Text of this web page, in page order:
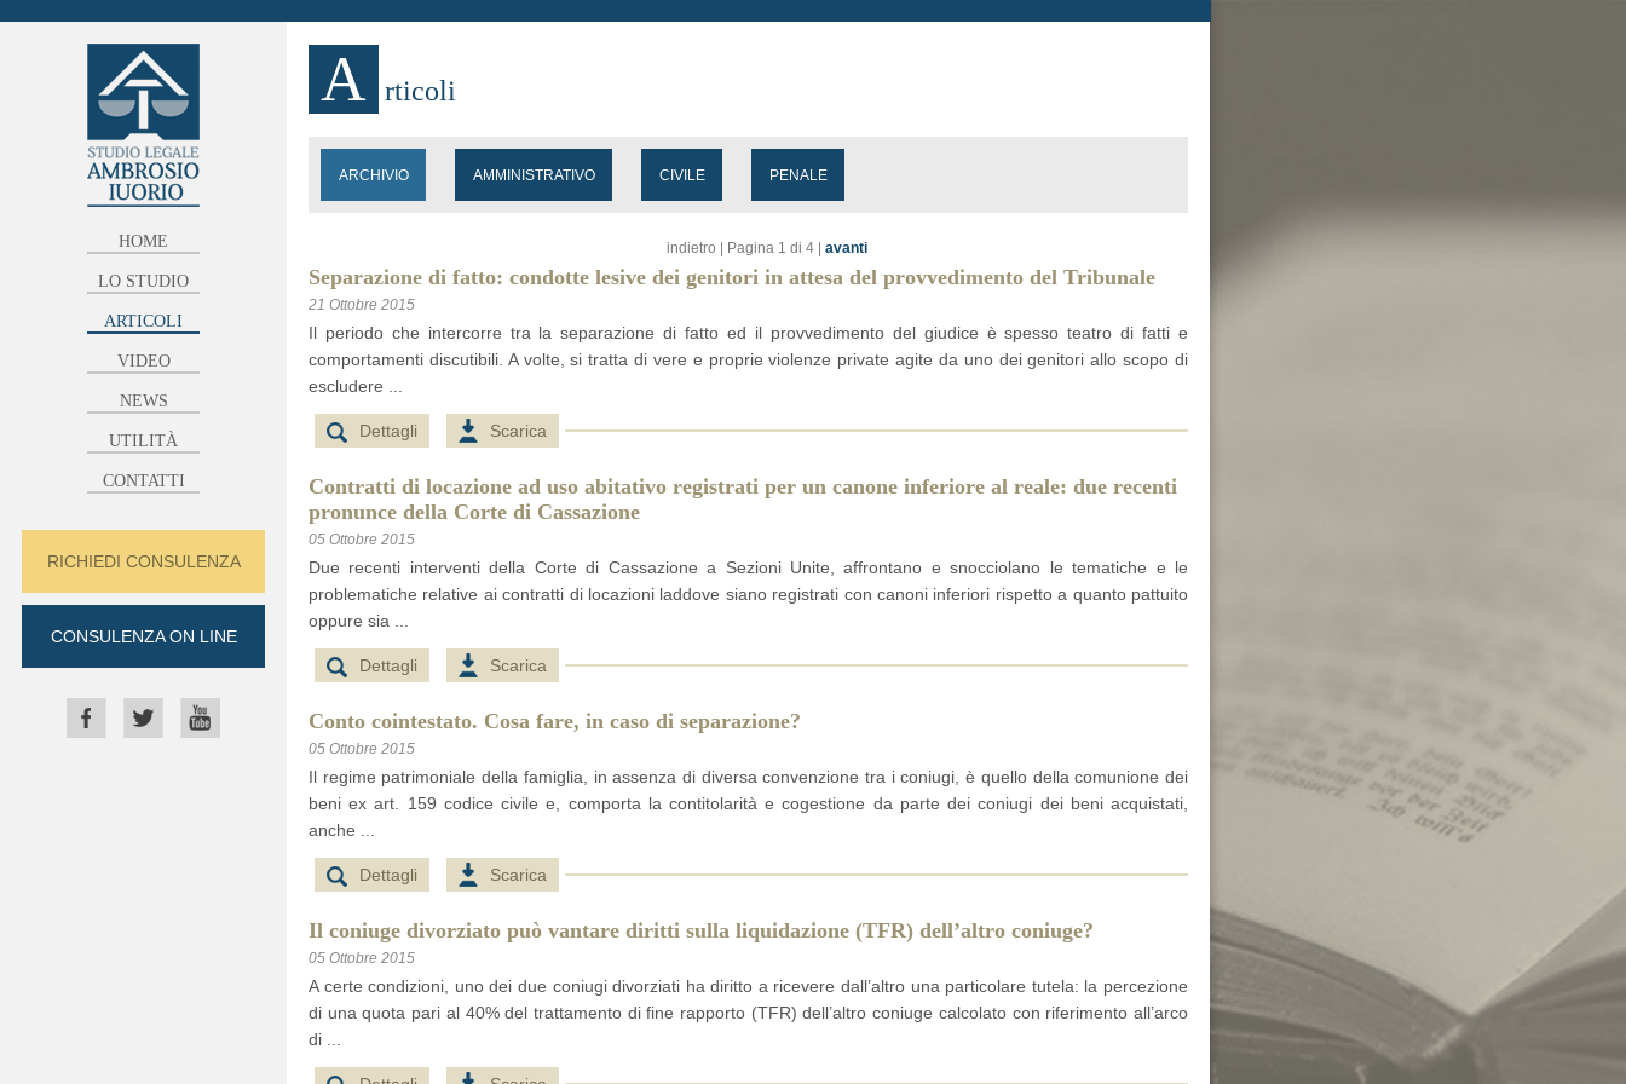
HOME
LO STUDIO
ARTICOLI
VIDEO
NEWS
UTILITÀ
CONTATTI
RICHIEDI CONSULENZA
CONSULENZA ON LINE
A rticoli
ARCHIVIO AMMINISTRATIVO CIVILE PENALE
indietro | Pagina 1 di 4 | avanti
Separazione di fatto: condotte lesive dei genitori in attesa del provvedimento del Tribunale
21 Ottobre 2015
Il periodo che intercorre tra la separazione di fatto ed il provvedimento del giudice è spesso teatro di fatti e
comportamenti discutibili. A volte, si tratta di vere e proprie violenze private agite da uno dei genitori allo scopo di
escludere ...
Dettagli Scarica
Contratti di locazione ad uso abitativo registrati per un canone inferiore al reale: due recenti
pronunce della Corte di Cassazione
05 Ottobre 2015
Due recenti interventi della Corte di Cassazione a Sezioni Unite, affrontano e snocciolano le tematiche e le
problematiche relative ai contratti di locazioni laddove siano registrati con canoni inferiori rispetto a quanto pattuito
oppure sia ...
Dettagli Scarica
Conto cointestato. Cosa fare, in caso di separazione?
05 Ottobre 2015
Il regime patrimoniale della famiglia, in assenza di diversa convenzione tra i coniugi, è quello della comunione dei
beni ex art. 159 codice civile e, comporta la contitolarità e cogestione da parte dei coniugi dei beni acquistati,
anche ...
Dettagli Scarica
Il coniuge divorziato può vantare diritti sulla liquidazione (TFR) dell’altro coniuge?
05 Ottobre 2015
A certe condizioni, uno dei due coniugi divorziati ha diritto a ricevere dall’altro una particolare tutela: la percezione
di una quota pari al 40% del trattamento di fine rapporto (TFR) dell’altro coniuge calcolato con riferimento all’arco
di ...